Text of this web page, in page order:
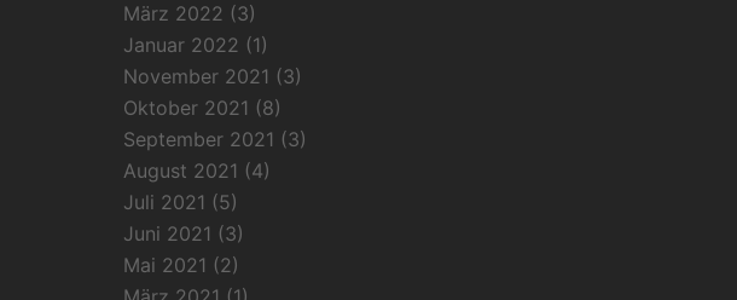
März 2022 (3)
Januar 2022 (1)
November 2021 (3)
Oktober 2021 (8)
September 2021 (3)
August 2021 (4)
Juli 2021 (5)
Juni 2021 (3)
Mai 2021 (2)